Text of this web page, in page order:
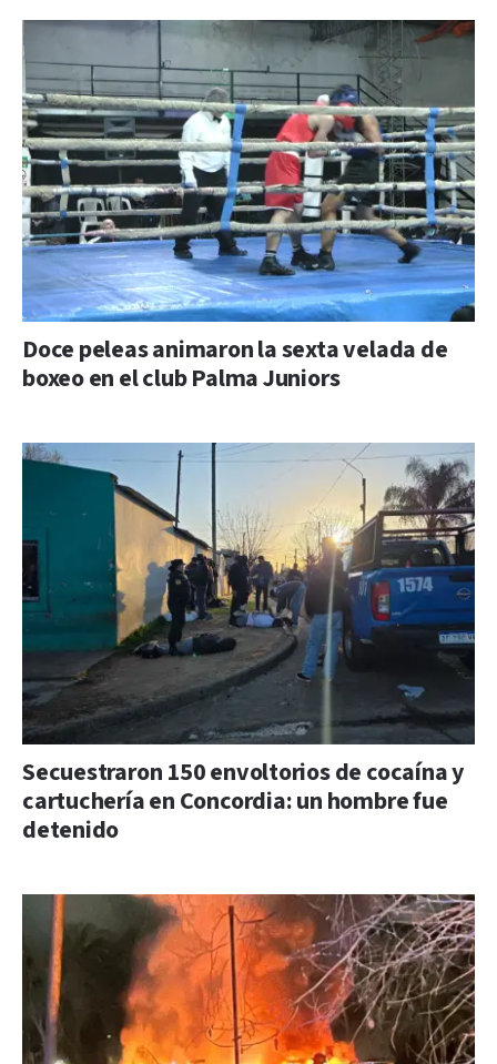
Doce peleas animaron la sexta velada de
boxeo en el club Palma Juniors
Secuestraron 150 envoltorios de cocaína y
cartuchería en Concordia: un hombre fue
detenido